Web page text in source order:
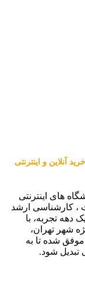
خرید آنلاین و اینترنتی
های اینترنتی
، کارشناسی ارشد
دهه تجربه، با
شهر تهران،
شده تا به
شود.